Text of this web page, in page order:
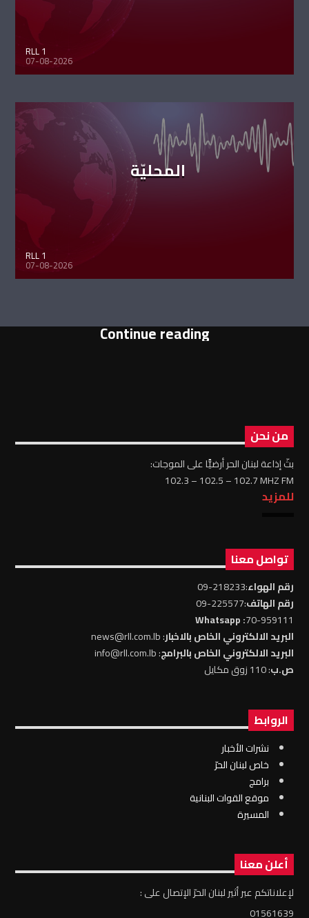
RLL 1
07-08-2026
المحليّة
RLL 1
07-08-2026
Continue reading
من نحن
بثّ إذاعة لبنان الحر أرضيًّا على الموجات:
102.3 – 102.5 – 102.7 MHZ FM
للمزيد
تواصل معنا
رقم الهواء:218233-09
رقم الهاتف:225577-09
70-959111
: Whatsapp
البريد الالكتروني الخاص بالاخبار: news@rll.com.lb
البريد الالكتروني الخاص بالبرامج: info@rll.com.lb
ص.ب: 110 زوق مكايل
الروابط
نشرات الأخبار
خاص لبنان الحرّ
برامج
موقع القوات البنانية
المسيرة
أعلن معنا
لإعلاناتكم عبر أثير لبنان الحرّ الإتصال على :
01561639